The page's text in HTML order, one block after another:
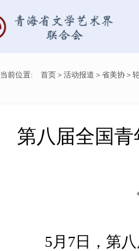
当前位置: 首页＞ 活动报道 ＞ 省美协＞
第八届全国
5月7日，第